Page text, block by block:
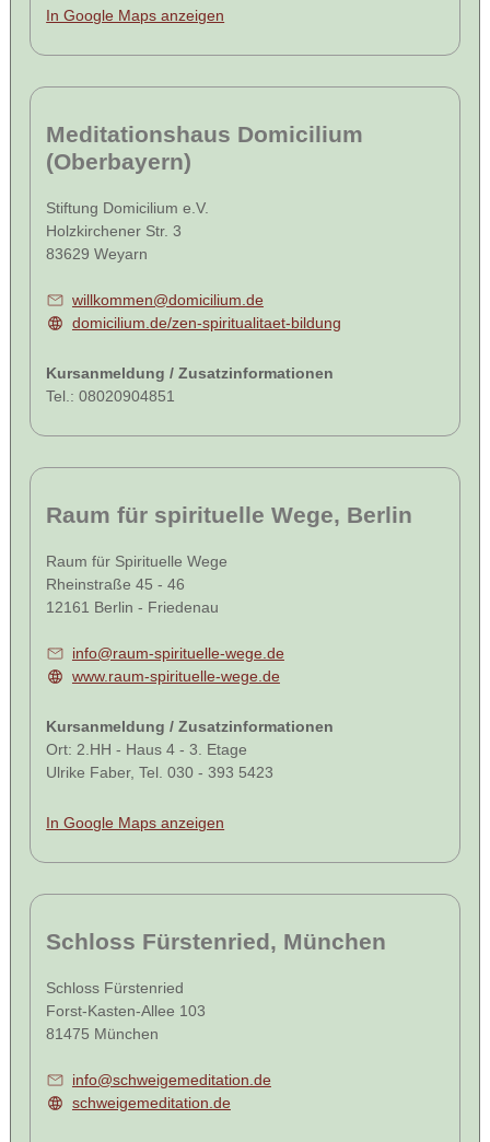
In Google Maps anzeigen
Meditationshaus Domicilium
(Oberbayern)
Stiftung Domicilium e.V.
Holzkirchener Str. 3
83629 Weyarn
willkommen@domicilium.de
domicilium.de/zen-spiritualitaet-bildung
Kursanmeldung / Zusatzinformationen
Tel.: 08020904851
Raum für spirituelle Wege, Berlin
Raum für Spirituelle Wege
Rheinstraße 45 - 46
12161 Berlin - Friedenau
info@raum-spirituelle-wege.de
www.raum-spirituelle-wege.de
Kursanmeldung / Zusatzinformationen
Ort: 2.HH - Haus 4 - 3. Etage
Ulrike Faber, Tel. 030 - 393 5423
In Google Maps anzeigen
Schloss Fürstenried, München
Schloss Fürstenried
Forst-Kasten-Allee 103
81475 München
info@schweigemeditation.de
schweigemeditation.de